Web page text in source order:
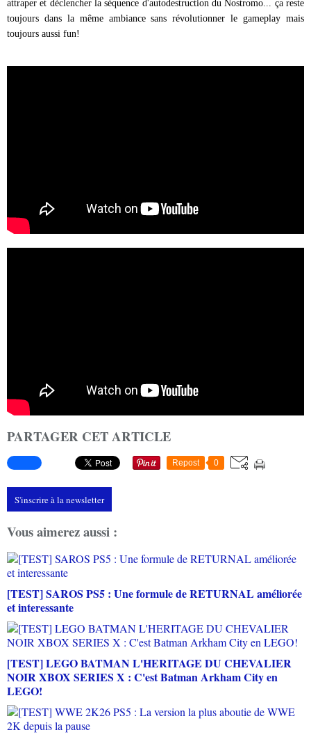
attraper et déclencher la séquence d'autodestruction du Nostromo... ça reste
toujours dans la même ambiance sans révolutionner le gameplay mais
toujours aussi fun!
PARTAGER CET ARTICLE
Repost 0
S'inscrire à la newsletter
Vous aimerez aussi :
[TEST] SAROS PS5 : Une formule de RETURNAL améliorée
et interessante
[TEST] LEGO BATMAN L'HERITAGE DU CHEVALIER
NOIR XBOX SERIES X : C'est Batman Arkham City en
LEGO!